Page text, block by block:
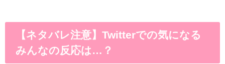
【ネタバレ注意】Twitterでの気になる
みんなの反応は…？